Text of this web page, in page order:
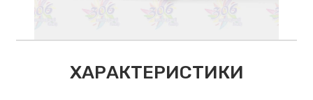
ХАРАКТЕРИСТИКИ